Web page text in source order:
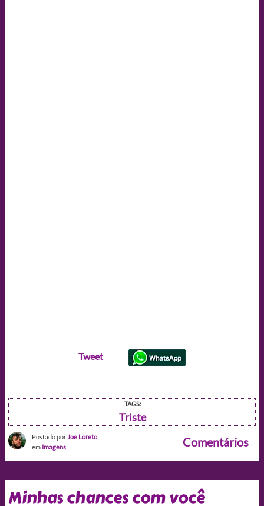
Tweet
TAGS:
Triste
Postado por Joe Loreto
em Imagens Comentários
Minhas chances com você